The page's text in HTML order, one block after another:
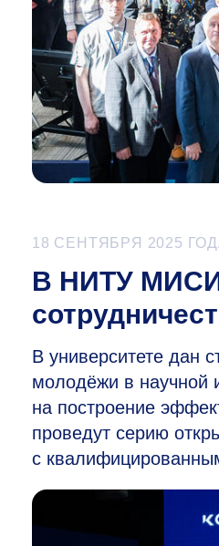
18 СЕНТЯБРЯ 2025
В НИТУ
В университете дан
молодёжи в научной
на построение
проведут серию
с